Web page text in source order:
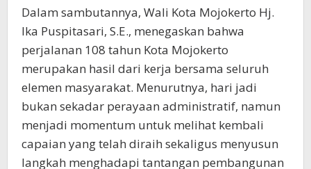
Dalam sambutannya, Wali Kota Mojokerto Hj.
Ika Puspitasari, S.E., menegaskan bahwa
perjalanan 108 tahun Kota Mojokerto
merupakan hasil dari kerja bersama seluruh
elemen masyarakat. Menurutnya, hari jadi
bukan sekadar perayaan administratif, namun
menjadi momentum untuk melihat kembali
capaian yang telah diraih sekaligus menyusun
langkah menghadapi tantangan pembangunan